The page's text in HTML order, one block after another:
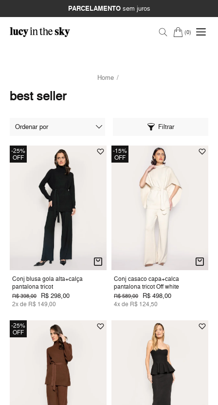
PARCELAMENTOsem juros
0
Home
best seller
Filtrar
-25%
OFF
Conj blusa gola alta+calça
pantalona tricot
R$ 398,00 R$ 298,00
2x de R$ 149,00
-15%
OFF
Conj casaco capa+calca
pantalona tricot Off white
R$ 589,00 R$ 498,00
4x de R$ 124,50
-25%
OFF